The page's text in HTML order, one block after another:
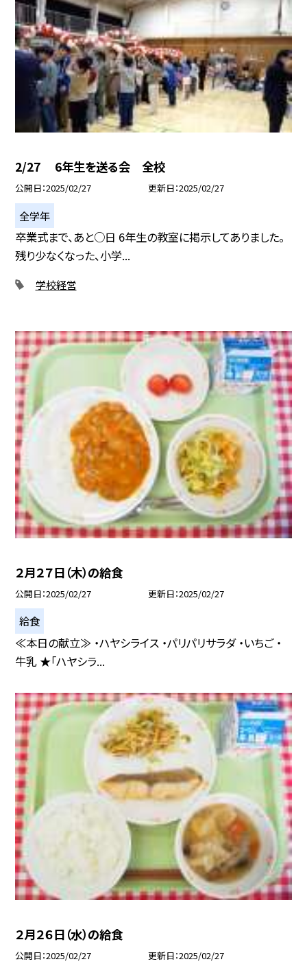
2/27 6年生を送る会 全校
公開日 2025/02/27 更新日 2025/02/27
全学年
卒業式まで、あと○日 6年生の教室に掲示してありました。
残り少なくなった、小学...
学校経営
２月２７日（木）の給食
公開日 2025/02/27 更新日 2025/02/27
給食
≪本日の献立≫ ・ハヤシライス ・パリパリサラダ ・いちご ・
牛乳 ★「ハヤシラ...
２月２６日（水）の給食
公開日 2025/02/27 更新日 2025/02/27